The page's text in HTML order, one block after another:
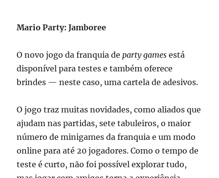
Mario Party: Jamboree
O novo jogo da franquia de party games está
disponível para testes e também oferece
brindes — neste caso, uma cartela de adesivos.
O jogo traz muitas novidades, como aliados que
ajudam nas partidas, sete tabuleiros, o maior
número de minigames da franquia e um modo
online para até 20 jogadores. Como o tempo de
teste é curto, não foi possível explorar tudo,